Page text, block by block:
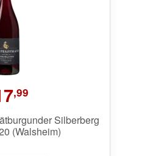
,99
Silberberg
(Walsheim)